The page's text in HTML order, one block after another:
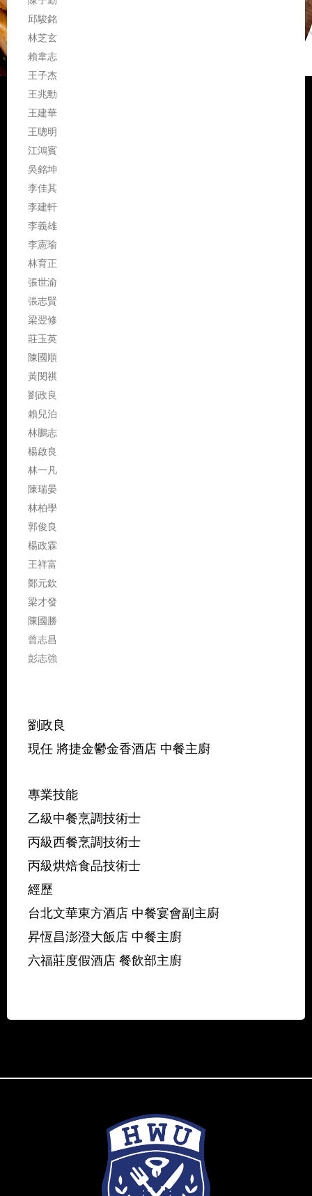
邱駿銘
林芝玄
賴韋志
王子杰
王兆勳
王建華
王聰明
江鴻賓
吳銘坤
李佳其
李建軒
李義雄
李憲瑜
林育正
張世渝
張志賢
梁翌修
莊玉英
陳國順
黃閔祺
劉政良
賴兒泊
林鵬志
楊啟良
林一凡
陳瑞晏
林柏學
郭俊良
楊政霖
王祥富
鄭元欽
梁才發
陳國勝
曾志昌
彭志強
劉政良
現任 將捷金鬱金香酒店 中餐主廚
專業技能
乙級中餐烹調技術士
丙級西餐烹調技術士
丙級烘焙食品技術士
經歷
台北文華東方酒店 中餐宴會副主廚
昇恆昌澎澄大飯店 中餐主廚
六福莊度假酒店 餐飲部主廚